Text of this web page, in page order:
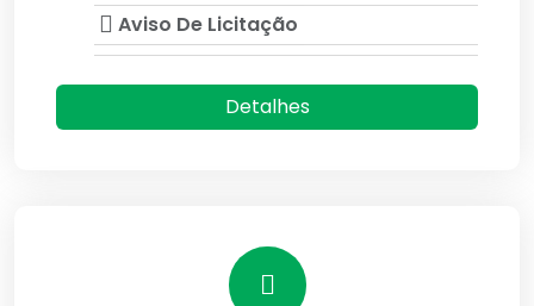
Aviso De Licitação
Detalhes